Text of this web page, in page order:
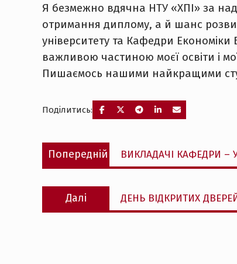
Я безмежно вдячна НТУ «ХПІ» за
отримання диплому, а й шанс
університету та Кафедри Економіки
важливою частиною моєї освіти і
Пишаємось нашими найкращими
Поділитись:
Навігація
записів
Попередній
Попередній
запис:
ВИКЛАДАЧІ КАФЕДРИ –
Далі
Наступний
запис:
ДЕНЬ ВІДКРИТИХ